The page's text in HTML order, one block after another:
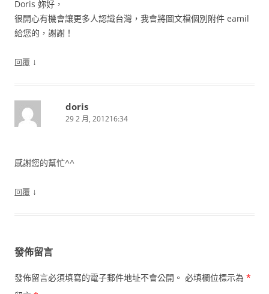
Doris 妳好，
很開心有機會讓更多人認識台灣，我會將圖文檔個別附件 eamil
給您的，謝謝！
回覆 ↓
doris
29 2 月, 201216:34
感謝您的幫忙^^
回覆 ↓
發佈留言
發佈留言必須填寫的電子郵件地址不會公開。 必填欄位標示為 *